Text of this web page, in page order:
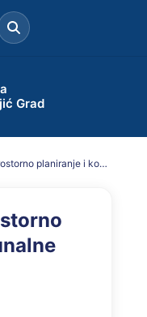
Grad
Odjeljenje za prostorno planiranje i komunalne poslove